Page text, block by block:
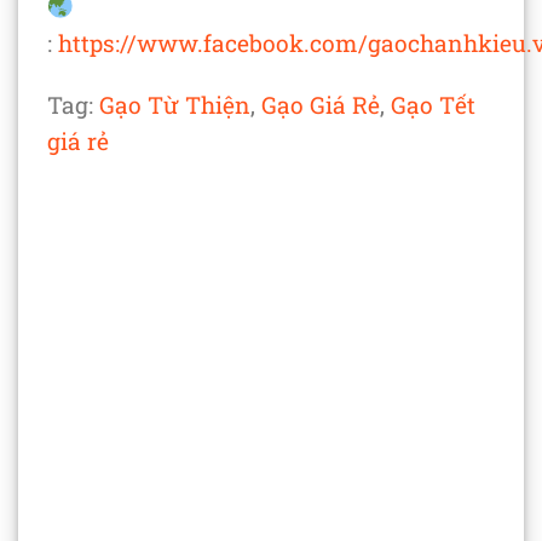
: https://www.facebook.com/
Tag: Gạo Từ Thiện, Gạo Giá Rẻ, Gạo Tết
giá rẻ